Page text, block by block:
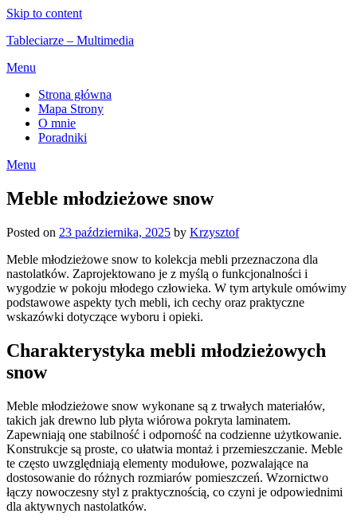
Skip to content
Tableciarze – Multimedia
Menu
Strona główna
Mapa Strony
O mnie
Poradniki
Menu
Meble młodzieżowe snow
Posted on 23 października, 2025 by Krzysztof
Meble młodzieżowe snow to kolekcja mebli przeznaczona dla
nastolatków. Zaprojektowano je z myślą o funkcjonalności i
wygodzie w pokoju młodego człowieka. W tym artykule omówimy
podstawowe aspekty tych mebli, ich cechy oraz praktyczne
wskazówki dotyczące wyboru i opieki.
Charakterystyka mebli młodzieżowych
snow
Meble młodzieżowe snow wykonane są z trwałych materiałów,
takich jak drewno lub płyta wiórowa pokryta laminatem.
Zapewniają one stabilność i odporność na codzienne użytkowanie.
Konstrukcje są proste, co ułatwia montaż i przemieszczanie. Meble
te często uwzględniają elementy modułowe, pozwalające na
dostosowanie do różnych rozmiarów pomieszczeń. Wzornictwo
łączy nowoczesny styl z praktycznością, co czyni je odpowiednimi
dla aktywnych nastolatków.